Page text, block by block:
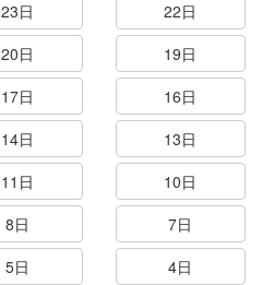
23日
22日
20日
19日
17日
16日
14日
13日
11日
10日
8日
7日
5日
4日